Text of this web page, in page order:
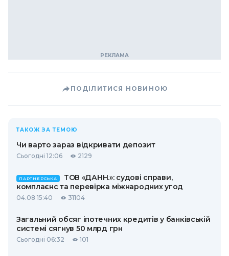
ПОДІЛИТИСЯ НОВИНОЮ
ТАКОЖ ЗА ТЕМОЮ
Чи варто зараз відкривати депозит
Сьогодні 12:06 2129
ПАРТНЕРСЬКА
ТОВ «ДАНН.»: судові справи,
комплаєнс та перевірка міжнародних угод
04.08 15:40 31104
Загальний обсяг іпотечних кредитів у банківській
системі сягнув 50 млрд грн
Сьогодні 06:32 101